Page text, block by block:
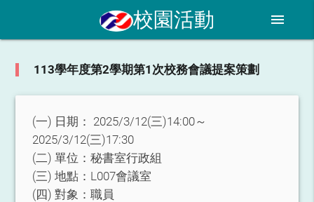
校園活動 menu
113學年度第2學期第1次校務會議提案策劃
(一) 日期： 2025/3/12(三)14:00～
2025/3/12(三)17:30
(二) 單位：秘書室行政組
(三) 地點： L007會議室
(四) 對象：職員